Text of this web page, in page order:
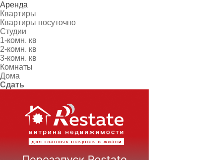
Аренда
Квартиры
Квартиры посуточно
Студии
1-комн. кв
2-комн. кв
3-комн. кв
Комнаты
Дома
Сдать